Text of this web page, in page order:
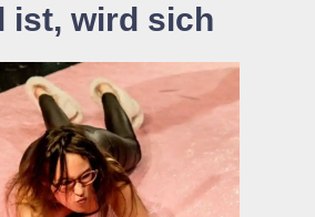
ist, wird sich